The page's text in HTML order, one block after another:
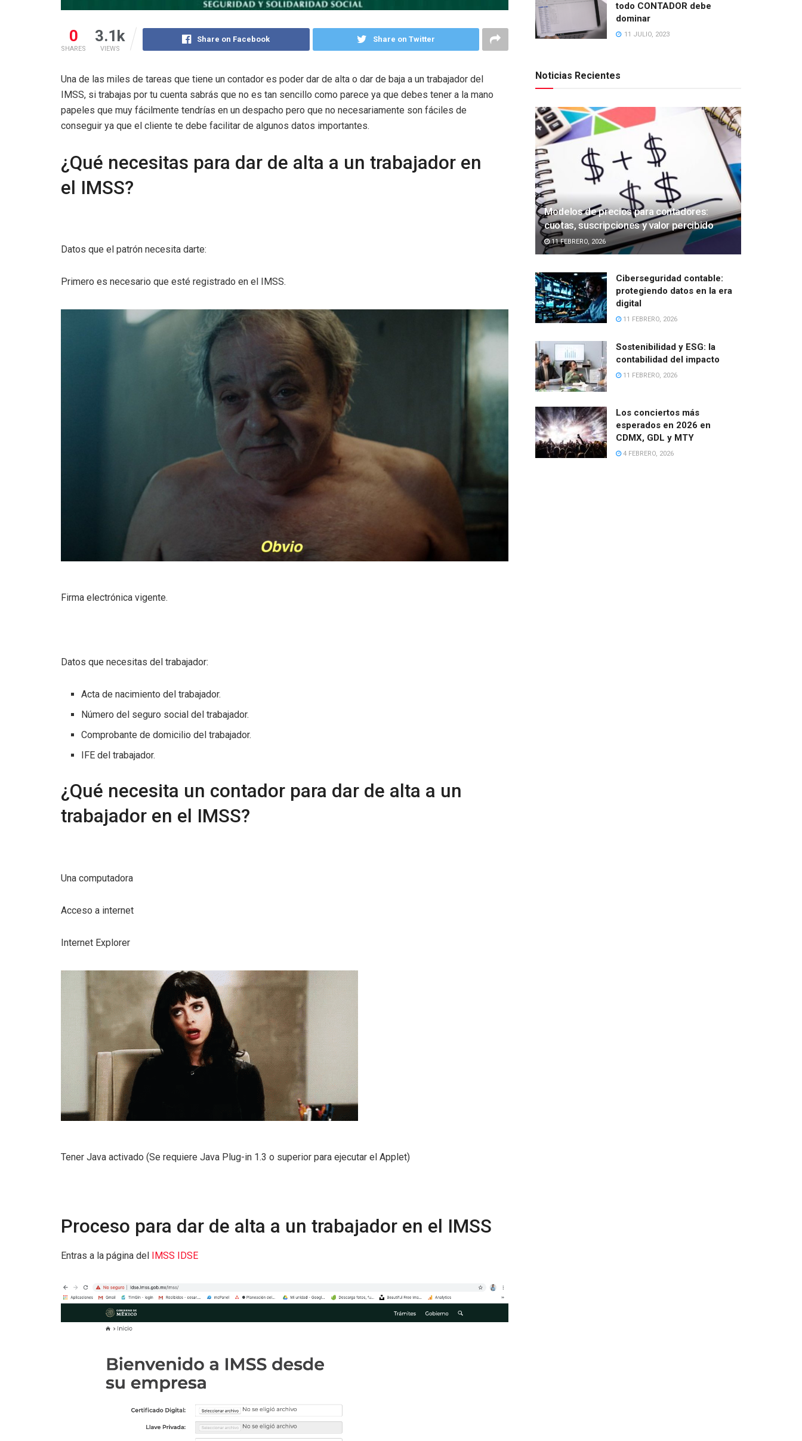
0
SHARES
3.1k
VIEWS
Share on Facebook Share on Twitter
Una de las miles de tareas que tiene un contador es poder dar de alta o dar de baja a un trabajador del
IMSS, si trabajas por tu cuenta sabrás que no es tan sencillo como parece ya que debes tener a la mano
papeles que muy fácilmente tendrías en un despacho pero que no necesariamente son fáciles de
conseguir ya que el cliente te debe facilitar de algunos datos importantes.
¿Qué necesitas para dar de alta a un trabajador en
el IMSS?
Datos que el patrón necesita darte:
Primero es necesario que esté registrado en el IMSS.
Firma electrónica vigente.
Datos que necesitas del trabajador:
Acta de nacimiento del trabajador.
Número del seguro social del trabajador.
Comprobante de domicilio del trabajador.
IFE del trabajador.
¿Qué necesita un contador para dar de alta a un
trabajador en el IMSS?
Una computadora
Acceso a internet
Internet Explorer
Tener Java activado (Se requiere Java Plug-in 1.3 o superior para ejecutar el Applet)
Proceso para dar de alta a un trabajador en el IMSS
Entras a la página del IMSS IDSE
todo CONTADOR debe
dominar
11 JULIO, 2023
Noticias Recientes
Modelos de precios para contadores:
cuotas, suscripciones y valor percibido
11 FEBRERO, 2026
Ciberseguridad contable:
protegiendo datos en la era
digital
11 FEBRERO, 2026
Sostenibilidad y ESG: la
contabilidad del impacto
11 FEBRERO, 2026
Los conciertos más
esperados en 2026 en
CDMX, GDL y MTY
4 FEBRERO, 2026